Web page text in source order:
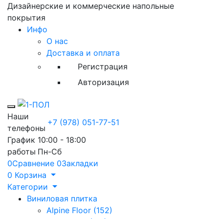
Дизайнерские и коммерческие напольные
покрытия
Инфо
О нас
Доставка и оплата
Регистрация
Авторизация
Toggle mobile menu
Наши
телефоны
+7 (978) 051-77-51
График
работы
10:00 - 18:00
Пн-Сб
0Сравнение 0Закладки
0 Корзина
Категории
Виниловая плитка
Alpine Floor (152)